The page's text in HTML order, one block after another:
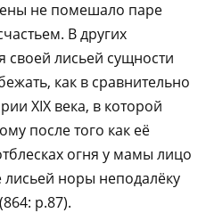
не помешало паре
В других
своей лисьей сущности
как в сравнительно
XIX века, в которой
после того как её
огня у мамы лицо
лисьей норы неподалёку
p.87).